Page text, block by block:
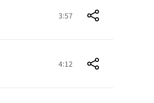
3:57
4:12